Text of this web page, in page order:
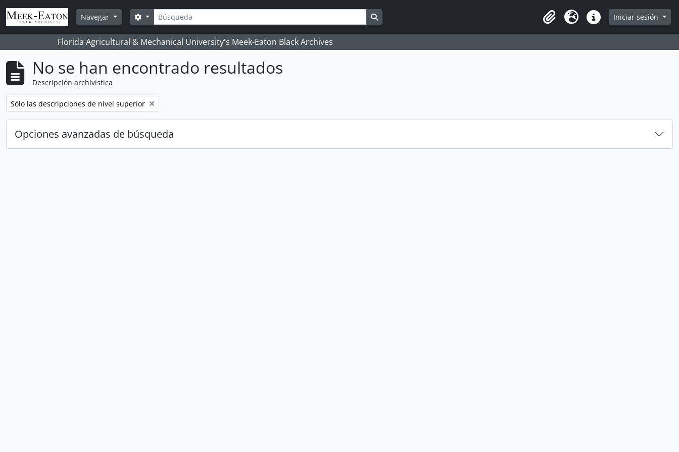
Skip to main content
Navegar
Búsqueda
Search options
Portapapeles
Idioma Enlaces rápidos
Iniciar sesión
Florida Agricultural & Mechanical University's Meek-Eaton Black Archives
No se han encontrado resultados
Descripción archivística
Remove filter:
Sólo las descripciones de nivel superior
Opciones avanzadas de búsqueda